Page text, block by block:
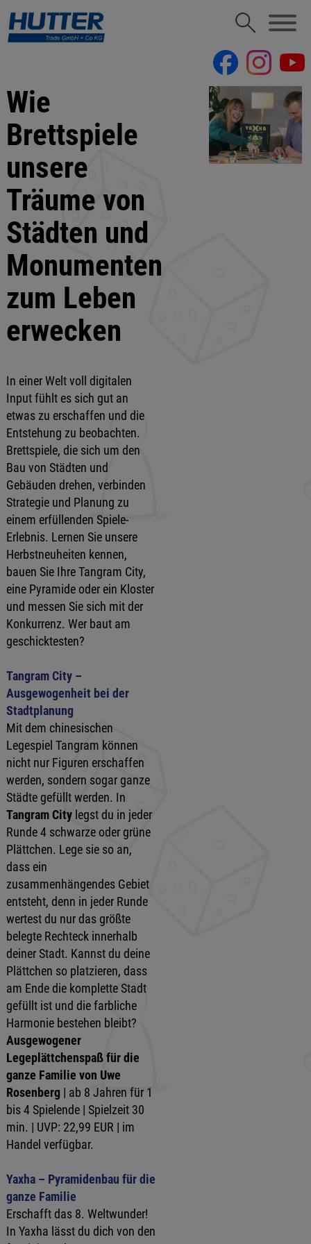
Wie
Brettspiele
unsere
Träume von
Städten und
Monumenten
zum Leben
erwecken
In einer Welt voll digitalen
Input fühlt es sich gut an
etwas zu erschaffen und die
Entstehung zu beobachten.
Brettspiele, die sich um den
Bau von Städten und
Gebäuden drehen, verbinden
Strategie und Planung zu
einem erfüllenden Spiele-
Erlebnis. Lernen Sie unsere
Herbstneuheiten kennen,
bauen Sie Ihre Tangram City,
eine Pyramide oder ein Kloster
und messen Sie sich mit der
Konkurrenz. Wer baut am
geschicktesten?
Tangram City –
Ausgewogenheit bei der
Stadtplanung
Mit dem chinesischen
Legespiel Tangram können
nicht nur Figuren erschaffen
werden, sondern sogar ganze
Städte gefüllt werden. In
Tangram Citylegst du in jeder
Runde 4 schwarze oder grüne
Plättchen. Lege sie so an,
dass ein
zusammenhängendes Gebiet
entsteht, denn in jeder Runde
wertest du nur das größte
belegte Rechteck innerhalb
deiner Stadt. Kannst du deine
Plättchen so platzieren, dass
am Ende die komplette Stadt
gefüllt ist und die farbliche
Harmonie bestehen bleibt?
Ausgewogener
Legeplättchenspaßfür die
ganze Familie von Uwe
Rosenberg | ab 8 Jahren für 1
bis 4 Spielende | Spielzeit 30
min. | UVP: 22,99 EUR | im
Handel verfügbar.
Yaxha – Pyramidenbau für die
ganze Familie
Erschafft das 8. Weltwunder!
In Yaxha lässt du dich von den